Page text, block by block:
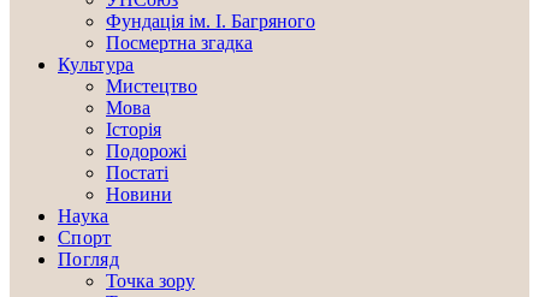
Фундація ім. І. Багряного
Посмертна згадка
Культура
Мистецтво
Мова
Історія
Подорожі
Постаті
Новини
Наука
Спорт
Погляд
Точка зору